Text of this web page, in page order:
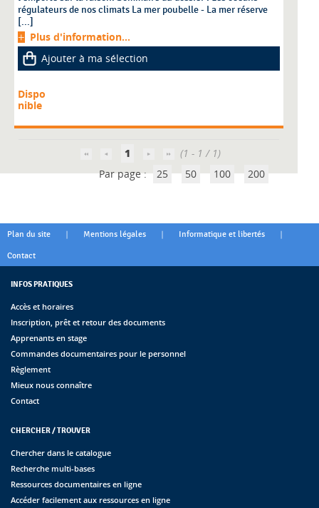
régulateurs de nos climats La mer poubelle - La mer réserve
[...]
Plus d'information...
Ajouter à ma sélection
Dispo
nible
1
(1 - 1 / 1)
Par page : 25 50 100 200
Plan du site | Mentions légales | Informatique et libertés |
Contact
INFOS PRATIQUES
Accès et horaires
Inscription, prêt et retour des documents
Apprenants en stage
Commandes documentaires pour le personnel
Règlement
Mieux nous connaître
Contact
CHERCHER / TROUVER
Chercher dans le catalogue
Recherche multi-bases
Ressources documentaires en ligne
Accéder facilement aux ressources en ligne